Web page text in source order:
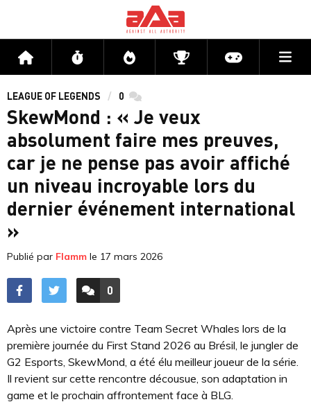
Accueil Flux Directs CompétitionsActu jeux
LEAGUE OF LEGENDS 0 commentaires
SkewMond : « Je veux
absolument faire mes preuves,
car je ne pense pas avoir affiché
un niveau incroyable lors du
dernier événement international
»
Publié par Flamm le 17 mars 2026
ACCÉDER AUX
0
COMMENTAIRES
Après une victoire contre Team Secret Whales lors de la
première journée du First Stand 2026 au Brésil, le jungler de
G2 Esports, SkewMond, a été élu meilleur joueur de la série.
Il revient sur cette rencontre décousue, son adaptation in
game et le prochain affrontement face à BLG.